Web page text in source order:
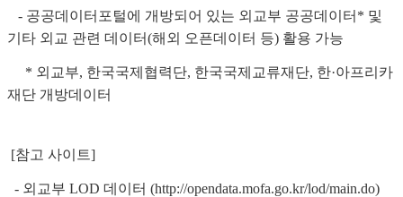
- 공공데이터포털에 개방되어 있는 외교부 공공데이터* 및
기타 외교 관련 데이터(해외 오픈데이터 등) 활용 가능
* 외교부, 한국국제협력단, 한국국제교류재단, 한·아프리카
재단 개방데이터
[참고 사이트]
- 외교부 LOD 데이터 (http://opendata.mofa.go.kr/lod/main.do)